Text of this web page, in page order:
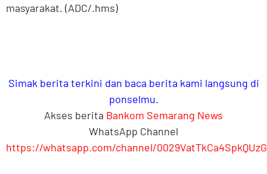
masyarakat. (ADC/.hms)
Simak berita terkini dan baca berita kami langsung di
ponselmu.
Akses berita Bankom Semarang News
WhatsApp Channel
https://whatsapp.com/channel/